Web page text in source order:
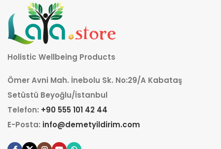
Holistic Wellbeing Products
Ömer Avni Mah. İnebolu Sk. No:29/A Kabataş
Setüstü Beyoğlu/İstanbul
Telefon: +90 555 101 42 44
E-Posta: info@demetyildirim.com